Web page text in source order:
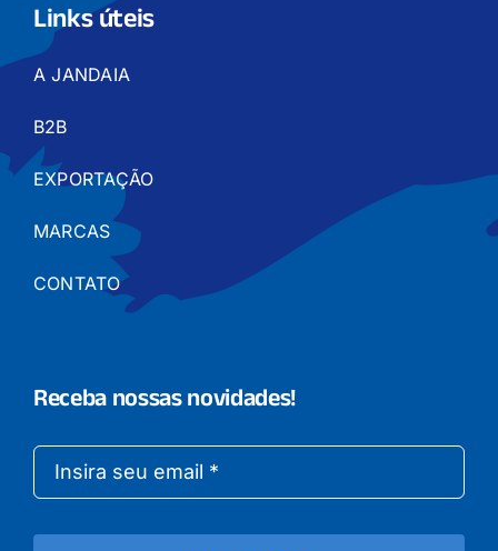
Links úteis
A JANDAIA
B2B
EXPORTAÇÃO
MARCAS
CONTATO
Receba nossas novidades!